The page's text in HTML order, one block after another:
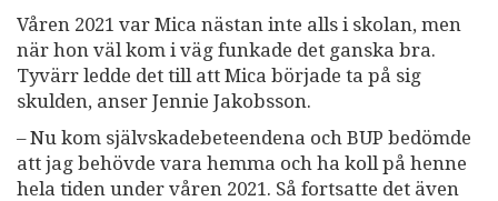
Våren 2021 var Mica nästan inte alls i skolan, men
när hon väl kom i väg funkade det ganska bra.
Tyvärr ledde det till att Mica började ta på sig
skulden, anser Jennie Jakobsson.
– ­Nu kom självskadebeteendena och BUP bedömde
att jag behövde vara hemma och ha koll på henne
hela tiden under våren 2021. Så fortsatte det även